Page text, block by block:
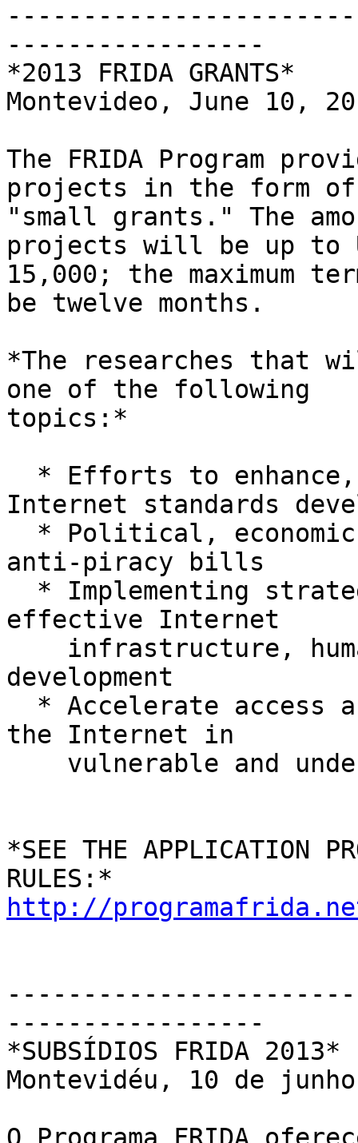
-----------------
*2013 FRIDA GRANTS*
Montevideo, June 10,
The FRIDA Program
projects in the form
"small grants." The
projects will be up to
15,000; the maximum
be twelve months.
*The researches that
one of the following
topics:*
Internet standards
anti-piracy bills
effective Internet
development
the Internet in
*SEE THE APPLICATION
http://
-----------------
*SUBSÍDIOS FRIDA 2013*
Montevidéu, 10 de